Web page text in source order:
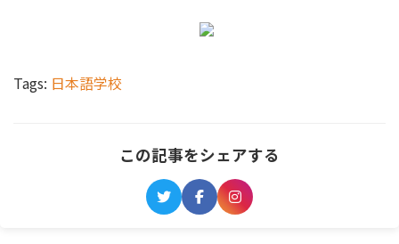
Tags: 日本語学校
この記事をシェアする